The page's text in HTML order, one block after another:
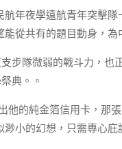
航年夜學遠航青年突擊
能從共有的題目動身，
支步隊微弱的戰斗力，
典。。
他的純金箔信用卡，那
小的幻想，只需專心庇